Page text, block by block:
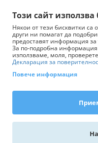
Този сайт
Някои от тези бисквитки са
други ни помагат да
предоставят информация за
За по-подробна информация
използваме, моля,
Декларация за
Повече информация